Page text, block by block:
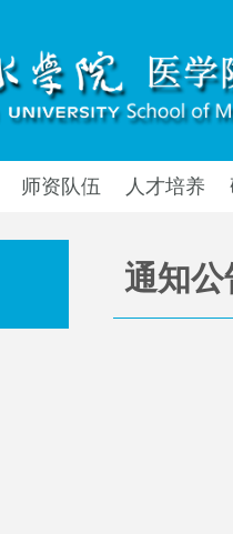
师资队伍 人才培养
通知公